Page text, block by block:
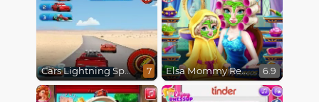
Cars Lightning Speed 7 Elsa Mommy Real Makeover 6.9